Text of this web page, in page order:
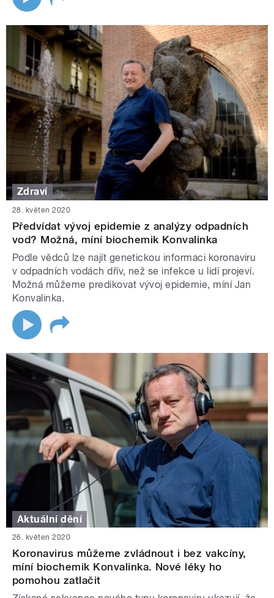
Zdraví
28. květen 2020
Předvídat vývoj epidemie z analýzy odpadních
vod? Možná, míní biochemik Konvalinka
Podle vědců lze najít genetickou informaci koronaviru
v odpadních vodách dřív, než se infekce u lidí projeví.
Možná můžeme predikovat vývoj epidemie, míní Jan
Konvalinka.
Aktuální dění
26. květen 2020
Koronavirus můžeme zvládnout i bez vakcíny,
míní biochemik Konvalinka. Nové léky ho
pomohou zatlačit